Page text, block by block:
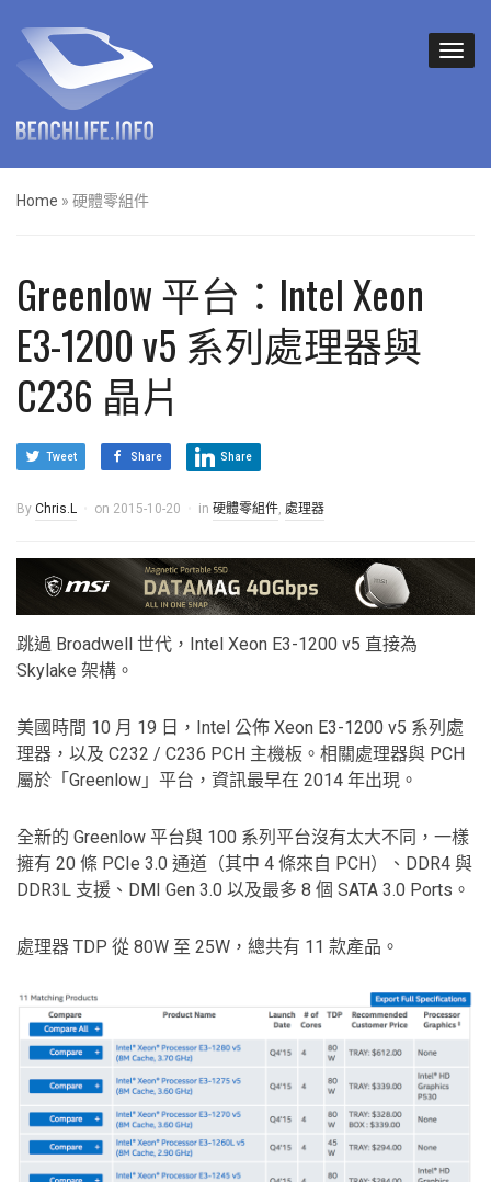
Home » 硬體零組件
Greenlow 平台：Intel Xeon
E3-1200 v5 系列處理器與
C236 晶片
Tweet Share Share
By Chris.L on 2015-10-20 in 硬體零組件, 處理器
跳過 Broadwell 世代，Intel Xeon E3-1200 v5 直接為
Skylake 架構。
美國時間 10 月 19 日，Intel 公佈 Xeon E3-1200 v5 系列處
理器，以及 C232 / C236 PCH 主機板。相關處理器與 PCH
屬於「Greenlow」平台，資訊最早在 2014 年出現。
全新的 Greenlow 平台與 100 系列平台沒有太大不同，一樣
擁有 20 條 PCIe 3.0 通道（其中 4 條來自 PCH）、DDR4 與
DDR3L 支援、DMI Gen 3.0 以及最多 8 個 SATA 3.0 Ports。
處理器 TDP 從 80W 至 25W，總共有 11 款產品。